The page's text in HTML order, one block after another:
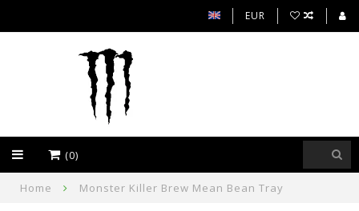
EUR
(0)
Home Monster Killer Brew Mean Bean Tray